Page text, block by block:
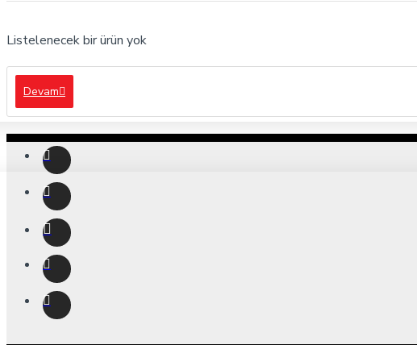
Listelenecek bir ürün yok
Devam